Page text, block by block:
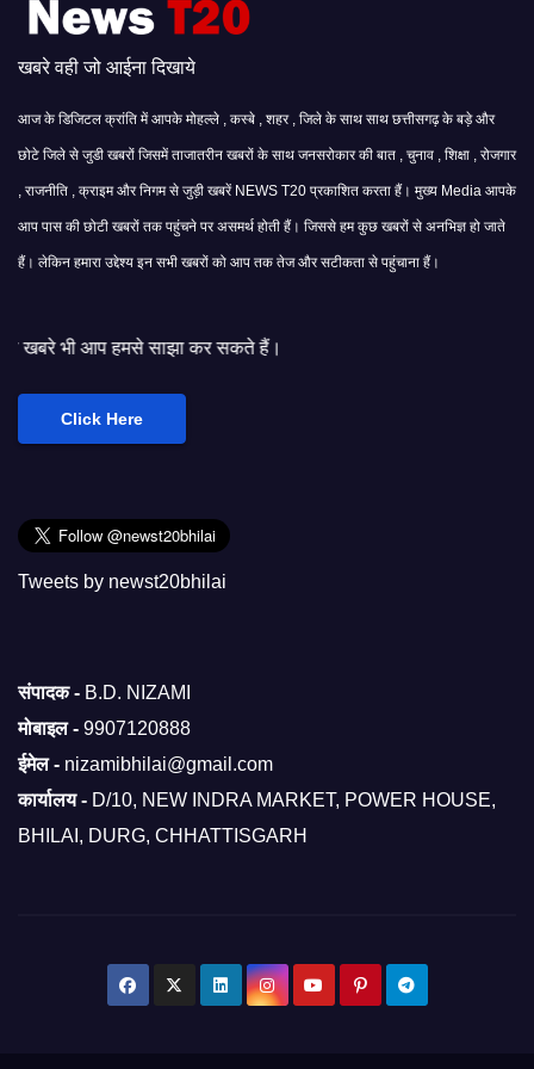
खबरे वही जो आईना दिखाये
आज के डिजिटल क्रांति में आपके मोहल्ले , कस्बे , शहर , जिले के साथ साथ छत्तीसगढ़ के बड़े और
छोटे जिले से जुडी खबरों जिसमें ताजातरीन खबरों के साथ जनसरोकार की बात , चुनाव , शिक्षा , रोजगार
, राजनीति , क्राइम और निगम से जुड़ी खबरें NEWS T20 प्रकाशित करता हैं। मुख्य Media आपके
आप पास की छोटी खबरों तक पहुंचने पर असमर्थ होती हैं। जिससे हम कुछ खबरों से अनभिज्ञ हो जाते
हैं। लेकिन हमारा उद्देश्य इन सभी खबरों को आप तक तेज और सटीकता से पहुंचाना हैं।
साझा कर सकते हैं।
Click Here
Tweets by newst20bhilai
संपादक - B.D. NIZAMI
मोबाइल - 9907120888
ईमेल - nizamibhilai@gmail.com
कार्यालय - D/10, NEW INDRA MARKET, POWER HOUSE,
BHILAI, DURG, CHHATTISGARH